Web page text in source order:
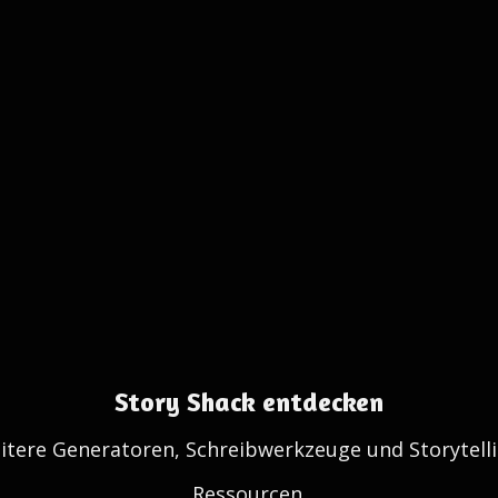
Story Shack entdecken
Generatoren, Schreibwerkzeuge und